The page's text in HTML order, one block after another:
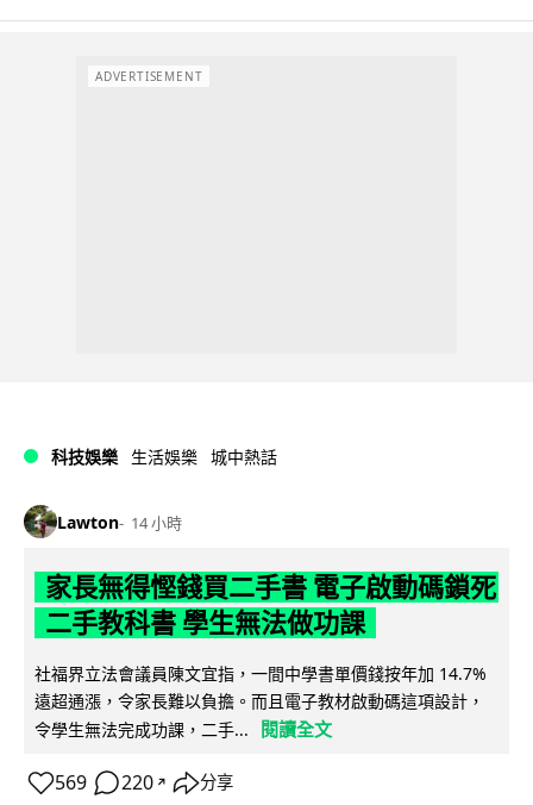
ADVERTISEMENT
科技娛樂 生活娛樂 城中熱話
Lawton 14 小時
家長無得慳錢買二手書 電子啟動碼鎖死
二手教科書 學生無法做功課
社福界立法會議員陳文宜指，一間中學書單價錢按年加 14.7%
遠超通漲，令家長難以負擔。而且電子教材啟動碼這項設計，
令學生無法完成功課，二手...
閱讀全文
569 220 ↗ 分享